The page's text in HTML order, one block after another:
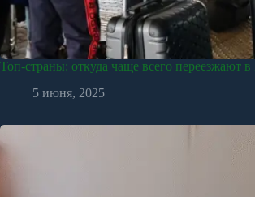
Топ-страны: откуда чаще всего переезжают в
5 июня, 2025